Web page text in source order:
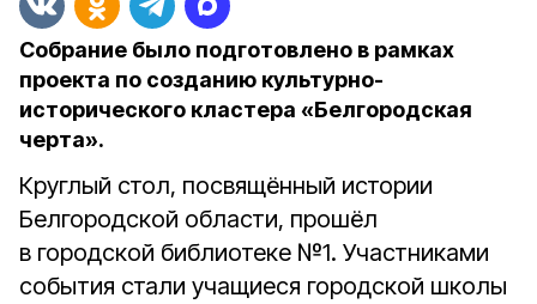
Собрание было подготовлено в рамках
проекта по созданию культурно-
исторического кластера «Белгородская
черта».
Круглый стол, посвящённый истории
Белгородской области, прошёл
в городской библиотеке №1. Участниками
события стали учащиеся городской школы